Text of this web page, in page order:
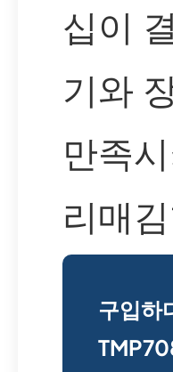
십이
기와
만족
리매
구입하